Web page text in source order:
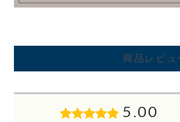
商品レビュ
5.00